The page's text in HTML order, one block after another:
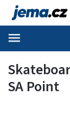
SA Point